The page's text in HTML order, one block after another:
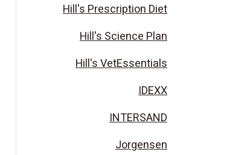
Hill's Prescription Diet
Hill's Science Plan
Hill's VetEssentials
IDEXX
INTERSAND
Jorgensen